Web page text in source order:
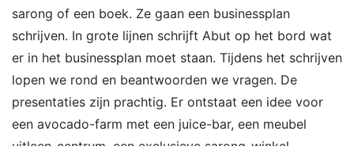
sarong of een boek. Ze gaan een businessplan
schrijven. In grote lijnen schrijft Abut op het bord wat
er in het businessplan moet staan. Tijdens het schrijven
lopen we rond en beantwoorden we vragen. De
presentaties zijn prachtig. Er ontstaat een idee voor
een avocado-farm met een juice-bar, een meubel
uitleen-centrum, een exclusieve sarong-winkel.